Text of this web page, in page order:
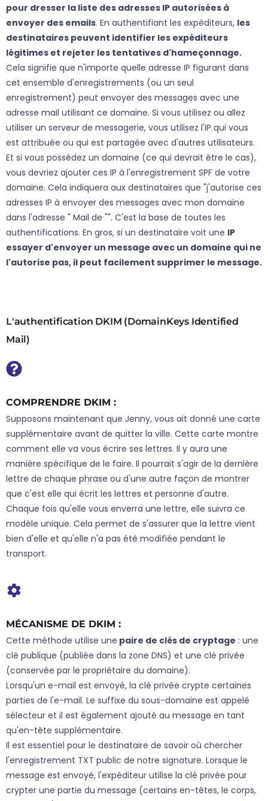
pour dresser la liste des adresses IP autorisées à
envoyer des emails. En authentifiant les expéditeurs, les
destinataires peuvent identifier les expéditeurs
légitimes et rejeter les tentatives d'hameçonnage.
Cela signifie que n'importe quelle adresse IP figurant dans
cet ensemble d'enregistrements (ou un seul
enregistrement) peut envoyer des messages avec une
adresse mail utilisant ce domaine. Si vous utilisez ou allez
utiliser un serveur de messagerie, vous utilisez l'IP qui vous
est attribuée ou qui est partagée avec d'autres utilisateurs.
Et si vous possédez un domaine (ce qui devrait être le cas),
vous devriez ajouter ces IP à l'enregistrement SPF de votre
domaine. Cela indiquera aux destinataires que "j'autorise ces
adresses IP à envoyer des messages avec mon domaine
dans l'adresse " Mail de "". C'est la base de toutes les
authentifications. En gros, si un destinataire voit une IP
essayer d'envoyer un message avec un domaine qui ne
l'autorise pas, il peut facilement supprimer le message.
L'authentification DKIM (DomainKeys Identified
Mail)
COMPRENDRE DKIM :
Supposons maintenant que Jenny, vous ait donné une carte
supplémentaire avant de quitter la ville. Cette carte montre
comment elle va vous écrire ses lettres. Il y aura une
manière spécifique de le faire. Il pourrait s'agir de la dernière
lettre de chaque phrase ou d'une autre façon de montrer
que c'est elle qui écrit les lettres et personne d'autre.
Chaque fois qu'elle vous enverra une lettre, elle suivra ce
modèle unique. Cela permet de s'assurer que la lettre vient
bien d'elle et qu'elle n'a pas été modifiée pendant le
transport.
MÉCANISME DE DKIM :
Cette méthode utilise une paire de clés de cryptage : une
clé publique (publiée dans la zone DNS) et une clé privée
(conservée par le propriétaire du domaine).
Lorsqu'un e-mail est envoyé, la clé privée crypte certaines
parties de l'e-mail. Le suffixe du sous-domaine est appelé
sélecteur et il est également ajouté au message en tant
qu'en-tête supplémentaire.
Il est essentiel pour le destinataire de savoir où chercher
l'enregistrement TXT public de notre signature. Lorsque le
message est envoyé, l'expéditeur utilise la clé privée pour
crypter une partie du message (certains en-têtes, le corps,